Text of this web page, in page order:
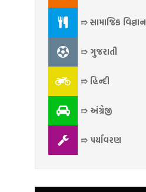
➱ સામાજિક વિજ્ઞાન
➱ ગુજરાતી
➱ હિન્દી
➱ અંગ્રેજી
➱ પર્યાવરણ